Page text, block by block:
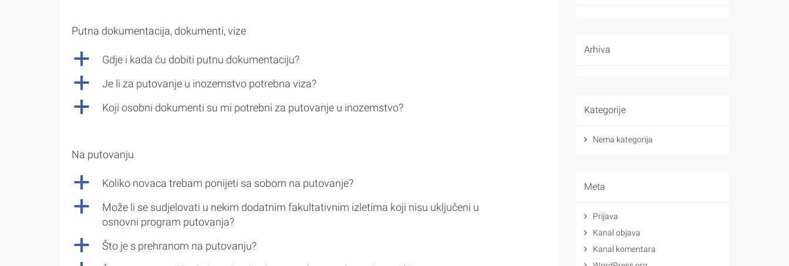
Putna dokumentacija, dokumenti, vize
a Gdje i kada ću dobiti putnu dokumentaciju?
a Je li za putovanje u inozemstvo potrebna viza?
a Koji osobni dokumenti su mi potrebni za putovanje u inozemstvo?
Na putovanju
a Koliko novaca trebam ponijeti sa sobom na putovanje?
a
Može li se sudjelovati u nekim dodatnim fakultativnim izletima koji nisu uključeni u
osnovni program putovanja?
a Što je s prehranom na putovanju?
Arhiva
Kategorije
Nema kategorija
Meta
Prijava
Kanal objava
Kanal komentara